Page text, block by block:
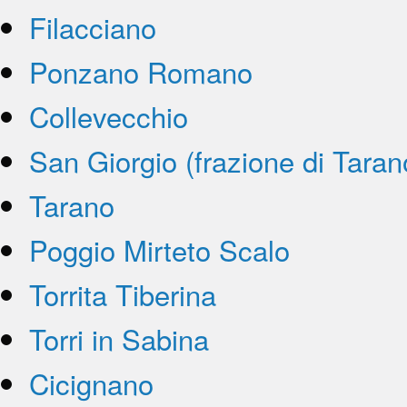
Filacciano
Ponzano Romano
Collevecchio
San Giorgio (frazione di
Tarano
Poggio Mirteto Scalo
Torrita Tiberina
Torri in Sabina
Cicignano